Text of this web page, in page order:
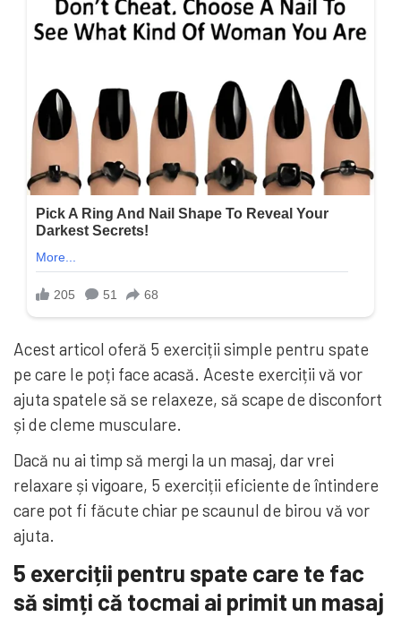
Acest articol oferă 5 exerciții simple pentru spate
pe care le poți face acasă. Aceste exerciții vă vor
ajuta spatele să se relaxeze, să scape de disconfort
și de cleme musculare.
Dacă nu ai timp să mergi la un masaj, dar vrei
relaxare și vigoare, 5 exerciții eficiente de întindere
care pot fi făcute chiar pe scaunul de birou vă vor
ajuta.
5 exerciții pentru spate care te fac
să simți că tocmai ai primit un masaj